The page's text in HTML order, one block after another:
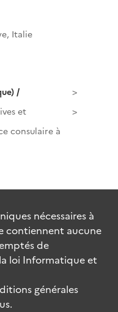
Italie
/
et
consulaire à
nécessaires à
contiennent aucune
de
loi Informatique et
générales